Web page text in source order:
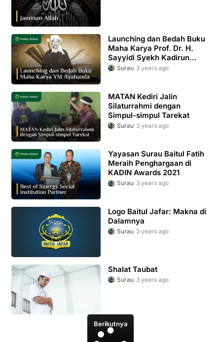
Surau 3 years ago
Launching dan Bedah Buku
Maha Karya Prof. Dr. H.
Sayyidi Syekh Kadirun
Yahya MA, M.Sc
Surau 3 years ago
MATAN Kediri Jalin
Silaturrahmi dengan
Simpul-simpul Tarekat
Surau 3 years ago
Yayasan Surau Baitul Fatih
Meraih Penghargaan di
KADIN Awards 2021
Surau 3 years ago
Logo Baitul Jafar: Makna di
Dalamnya
Surau 3 years ago
Shalat Taubat
Berikutnya